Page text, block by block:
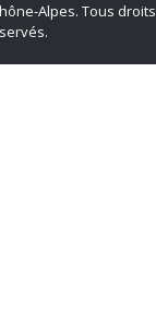
Alpes. Tous droits